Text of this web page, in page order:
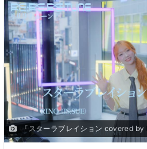
『スターラブレイション covered by